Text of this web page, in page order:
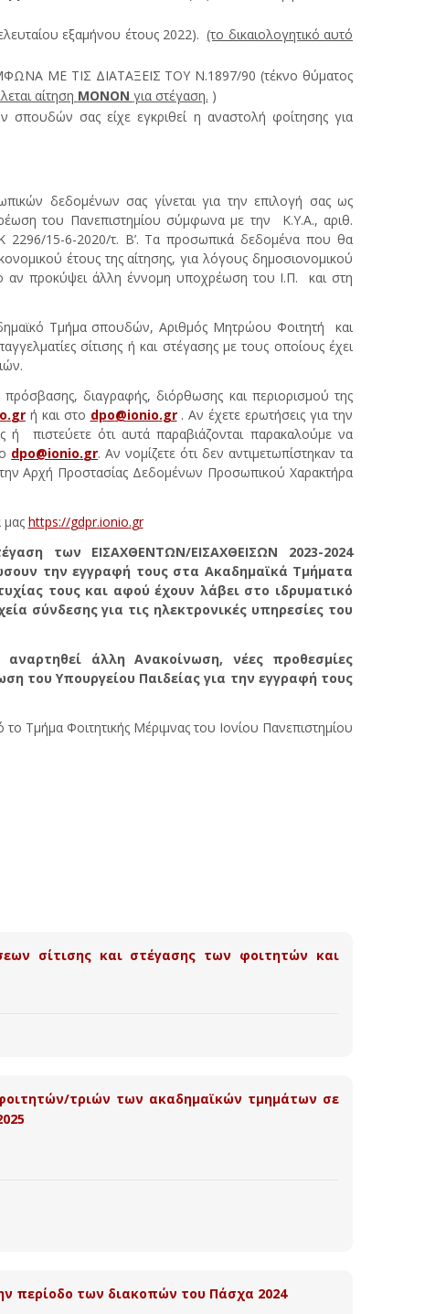
εξαμήνου έτους 2022).(το δικαιολογητικό αυτό
ΜΕ ΤΙΣ ΔΙΑΤΑΞΕΙΣ ΤΟΥ Ν.1897/90 (τέκνο θύματος
αίτηση ΜΟΝΟΝ για στέγαση. )
σας είχε εγκριθεί η αναστολή φοίτησης για
δεδομένων σας γίνεται για την επιλογή σας ως
του Πανεπιστημίου σύμφωνα με την Κ.Υ.Α., αριθ.
15-6-2020/τ. Β’. Τα προσωπικά δεδομένα που θα
έτους της αίτησης, για λόγους δημοσιονομικού
αν προκύψει άλλη έννομη υποχρέωση του Ι.Π. και στη
Τμήμα σπουδών, Αριθμός Μητρώου Φοιτητή και
σίτισης ή και στέγασης με τους οποίους έχει
διαγραφής, διόρθωσης και περιορισμού της
.grή και στο dpo@ionio.gr. Αν έχετε ερωτήσεις για την
πιστεύετε ότι αυτά παραβιάζονται παρακαλούμε να
dpo@ionio.gr. Αν νομίζετε ότι δεν αντιμετωπίστηκαν τα
Αρχή Προστασίας Δεδομένων Προσωπικού Χαρακτήρα
μας https://gdpr.ionio.gr
των ΕΙΣΑΧΘΕΝΤΩΝ/ΕΙΣΑΧΘΕΙΣΩΝ 2023-2024
την εγγραφή τους στα Ακαδημαϊκά Τμήματα
τους και αφού έχουν λάβει στο ιδρυματικό
σύνδεσης για τις ηλεκτρονικές υπηρεσίες του
άλλη Ανακοίνωση, νέες προθεσμίες
του Υπουργείου Παιδείας για την εγγραφή τους
το Τμήμα Φοιτητικής Μέριμνας του Ιονίου Πανεπιστημίου
σίτισης και στέγασης των φοιτητών και
τριών των ακαδημαϊκών τμημάτων σε
περίοδο των διακοπών του Πάσχα 2024